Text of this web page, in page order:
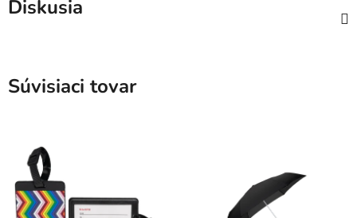
Diskusia
Súvisiaci tovar